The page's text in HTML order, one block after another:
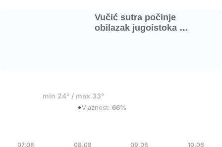
Vučić sutra počinje
obilazak jugoistoka …
min 24° / max 33°
•Vlažnost: 66%
07.08 08.08 09.08 10.08